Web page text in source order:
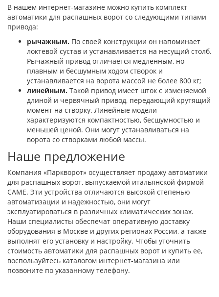
В нашем интернет-магазине можно купить комплект
автоматики для распашных ворот со следующими типами
привода:
рычажным. По своей конструкции он напоминает
локтевой сустав и устанавливается на несущий столб.
Рычажный привод отличается медленным, но
плавным и бесшумным ходом створок и
устанавливается на ворота массой не более 800 кг;
линейным. Такой привод имеет шток с изменяемой
длиной и червячный привод, передающий крутящий
момент на створку. Линейные модели
характеризуются компактностью, бесшумностью и
меньшей ценой. Они могут устанавливаться на
ворота со створками любой массы.
Наше предложение
Компания «Паркворот» осуществляет продажу автоматики
для распашных ворот, выпускаемой итальянской фирмой
CAME. Эти устройства отличаются высокой степенью
автоматизации и надежностью, они могут
эксплуатироваться в различных климатических зонах.
Наши специалисты обеспечат оперативную доставку
оборудования в Москве и других регионах России, а также
выполнят его установку и настройку. Чтобы уточнить
стоимость автоматики для распашных ворот и купить ее,
воспользуйтесь каталогом интернет-магазина или
позвоните по указанному телефону.